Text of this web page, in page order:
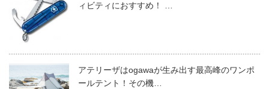
ィビティにおすすめ！ …
アテリーザはogawaが生み出す最高峰のワンポ
ールテント！その機…